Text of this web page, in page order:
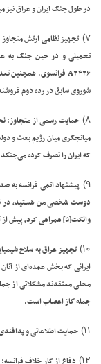
در طول جنگ ایران و عراق نیز میراژهای ۲۰۰۰ و سوپر اتاندارها برای برهم زدن موازنه به نفع عراق از سوی فرانسه و در حالی که
۷) تجهیز نظامی ارتش
تحمیلی و در حین جنگ به
۳۴۲۶Aفرانسوی. همچنین
شوروی سابق در رده دوم
۸) حمایت رسمی از متجاوز:
که ایران را تصرف کرده
۹) پیشنهاد اتمی فرانسه به
دوست شخصی من هستید، در نزد
وانکت[۵]همراهی کرد، پیش از
۱۰) تجهیز عراق به سلاح
ایرانی که بخش عمده‌ای از
محلی معتقدند مشکلاتی از
جمله گاز اعصاب است.
۱۱) حمایت اطلاعاتی و
۱۲)